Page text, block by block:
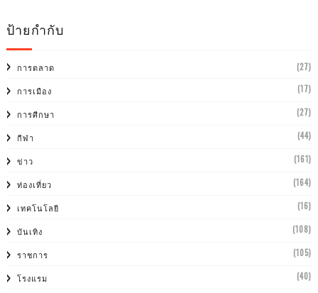
ป้ายกำกับ
การตลาด (27)
การเมือง (17)
การศีกษา (27)
กีฬา (44)
ข่าว (161)
ท่องเที่ยว (164)
เทคโนโลยี (16)
บันเทิง (108)
ราชการ (105)
โรงแรม (40)